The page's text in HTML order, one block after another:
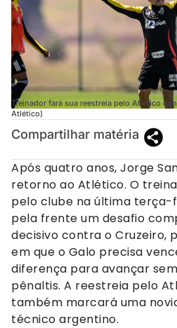
Treinador fará sua reestreia pelo Atlético
Atlético)
Compartilhar matéria
Após quatro anos, Jorge
retorno ao Atlético. O
pelo clube na última
pela frente um desafio
decisivo contra o Cruzeiro,
em que o Galo precisa
diferença para avançar
pênaltis. A reestreia pelo
também marcará uma
técnico argentino.